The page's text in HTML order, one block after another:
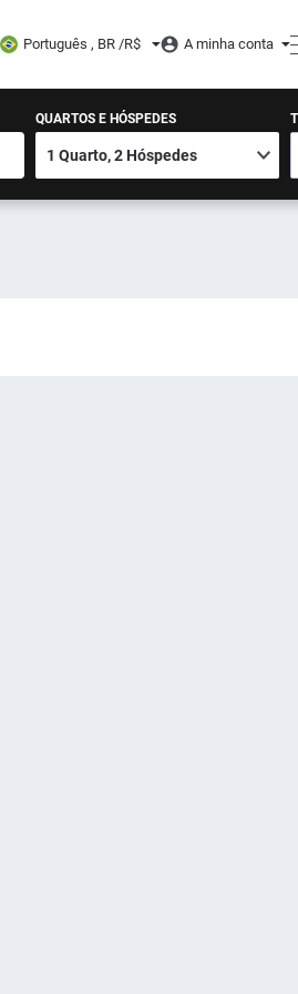
Português , BR /R$ A minha conta
QUARTOS E HÓSPEDES